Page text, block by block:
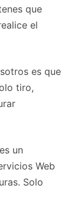
que
el
es que
tiro,
un
Web
Solo